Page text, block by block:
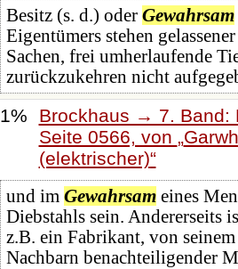
Besitz (s. d.) oder Gewahrsam
Eigentümers stehen
Sachen, frei umherlaufende
zurückzukehren nicht
1%
Brockhaus → 7. Band:
Seite 0566, von
(elektrischer)
und im Gewahrsameines
Diebstahls sein. Andererseits
z.B. ein Fabrikant, von
Nachbarn benachteiligender